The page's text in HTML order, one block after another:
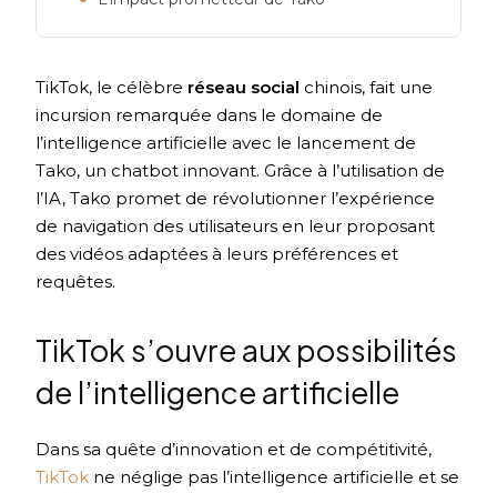
TikTok, le célèbre réseau social chinois, fait une
incursion remarquée dans le domaine de
l’intelligence artificielle avec le lancement de
Tako, un chatbot innovant. Grâce à l’utilisation de
l’IA, Tako promet de révolutionner l’expérience
de navigation des utilisateurs en leur proposant
des vidéos adaptées à leurs préférences et
requêtes.
TikTok s’ouvre aux possibilités
de l’intelligence artificielle
Dans sa quête d’innovation et de compétitivité,
TikTok ne néglige pas l’intelligence artificielle et se